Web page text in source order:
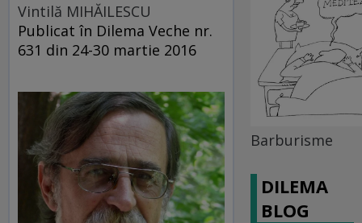
Vintilă MIHĂILESCU
Publicat în Dilema Veche nr.
631 din 24-30 martie 2016
Barburisme
DILEMA
BLOG